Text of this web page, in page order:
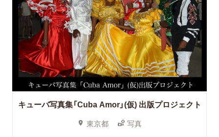
キューバ写真集「Cuba Amor」(仮)出版プロジェクト
東京都 写真